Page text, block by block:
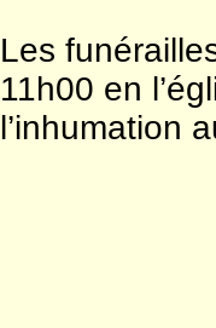
Les
11h00 en
l’inhumation